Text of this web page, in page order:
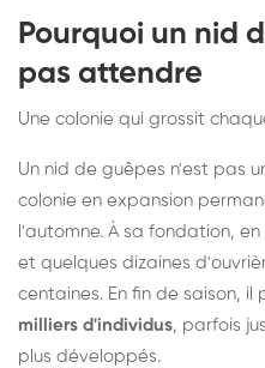
Pourquoi un nid
pas attendre
Une colonie qui grossit
Un nid de guêpes n'est pas
colonie en expansion
l'automne. À sa fondation,
et quelques dizaines
centaines. En fin de saison, il
milliers d'individus, parfois
plus développés.